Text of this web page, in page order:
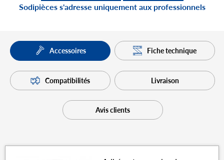
Sodipièces s'adresse uniquement aux professionnels
Accessoires Fiche technique
Compatibilités Livraison
Avis clients